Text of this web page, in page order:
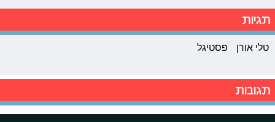
תגיות
טלי אורן פסטיגל
תגובות